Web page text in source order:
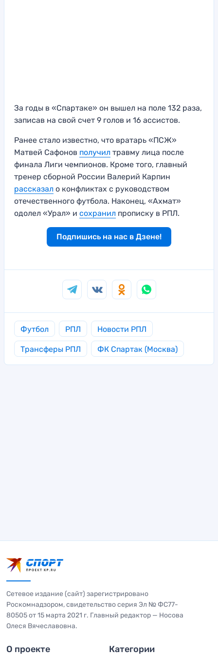
За годы в «Спартаке» он вышел на поле 132 раза,
записав на свой счет 9 голов и 16 ассистов.
Ранее стало известно, что вратарь «ПСЖ»
Матвей Сафонов получил травму лица после
финала Лиги чемпионов. Кроме того, главный
тренер сборной России Валерий Карпин
рассказал о конфликтах с руководством
отечественного футбола. Наконец, «Ахмат»
одолел «Урал» и сохранил прописку в РПЛ.
Подпишись на нас в Дзене!
Футбол РПЛ Новости РПЛ
Трансферы РПЛ ФК Спартак (Москва)
Сетевое издание (сайт) зарегистрировано
Роскомнадзором, свидетельство серия Эл № ФС77-
80505 от 15 марта 2021 г. Главный редактор — Носова
Олеся Вячеславовна.
О проекте Категории